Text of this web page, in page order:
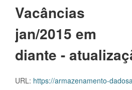
Vacâncias
jan/2015 em
diante -
URL: https://armazenamento-dadosabertos.s3.sa-east-1.amazonaws.com/PDA_2023_2025/Grupos_de_dados/